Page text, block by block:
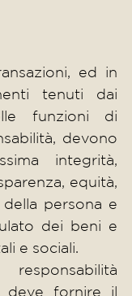
ed in
tenuti dai
funzioni di
devono
integrità,
equità,
persona e
dei beni e
e sociali.
deve fornire il